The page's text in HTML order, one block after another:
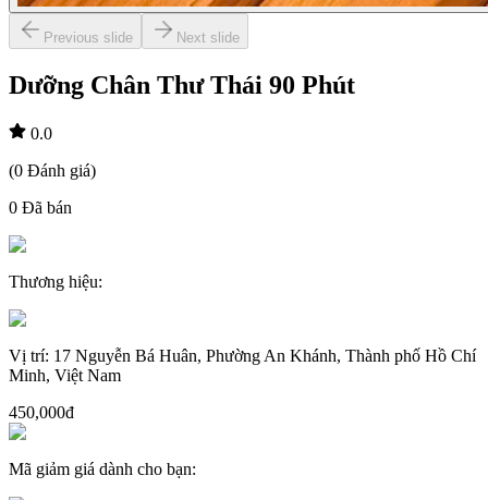
Previous slide Next slide
Dưỡng Chân Thư Thái 90 Phút
0.0
(0 Đánh giá)
0 Đã bán
Thương hiệu:
Vị trí: 17 Nguyễn Bá Huân, Phường An Khánh, Thành phố Hồ Chí
Minh, Việt Nam
450,000đ
Mã giảm giá dành cho bạn: